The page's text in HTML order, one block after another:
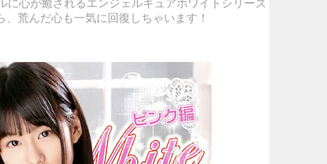
に心が癒されるエンジェルキュアホワイトシリーズ
荒んだ心も一気に回復しちゃいます！